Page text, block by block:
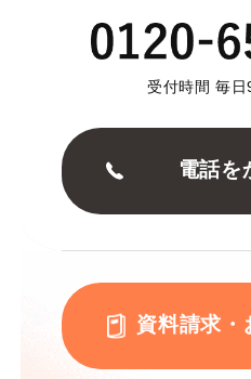
受付時間 毎
電話を
資料請求・